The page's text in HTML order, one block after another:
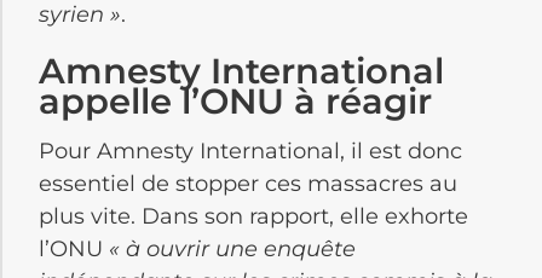
syrien ».
Amnesty International
appelle l’ONU à réagir
Pour Amnesty International, il est donc
essentiel de stopper ces massacres au
plus vite. Dans son rapport, elle exhorte
l’ONU « à ouvrir une enquête